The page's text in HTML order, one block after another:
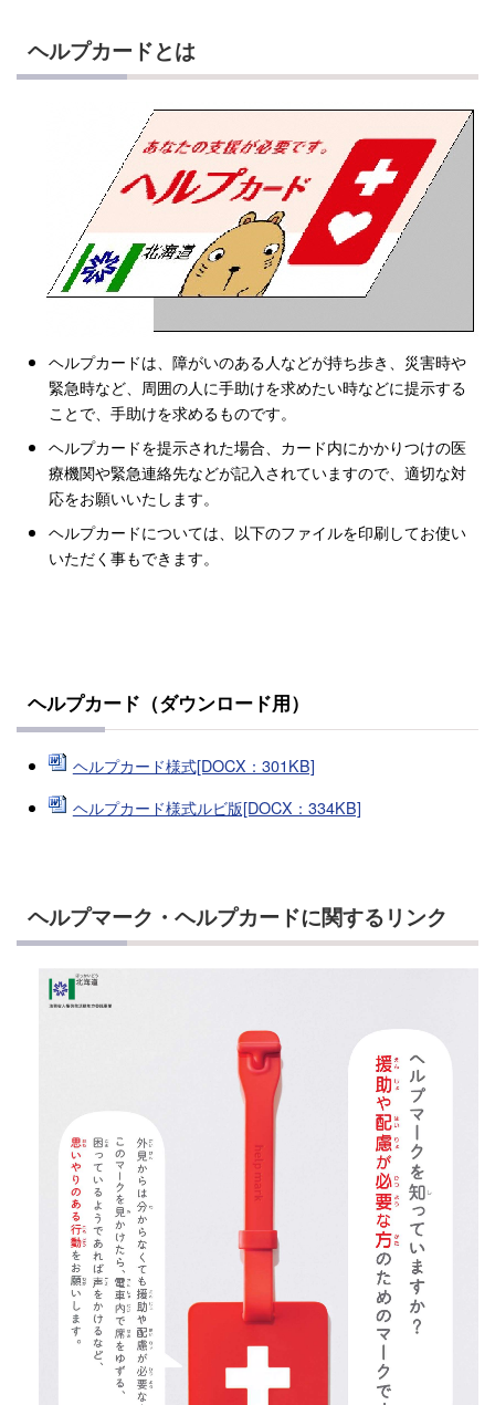
ヘルプカードとは
ヘルプカードは、障がいのある人などが持ち歩き、災害時や
緊急時など、周囲の人に手助けを求めたい時などに提示する
ことで、手助けを求めるものです。
ヘルプカードを提示された場合、カード内にかかりつけの医
療機関や緊急連絡先などが記入されていますので、適切な対
応をお願いいたします。
ヘルプカードについては、以下のファイルを印刷してお使い
いただく事もできます。
ヘルプカード（ダウンロード用）
ヘルプカード様式[DOCX：301KB]
ヘルプカード様式ルビ版[DOCX：334KB]
ヘルプマーク・ヘルプカードに関するリンク